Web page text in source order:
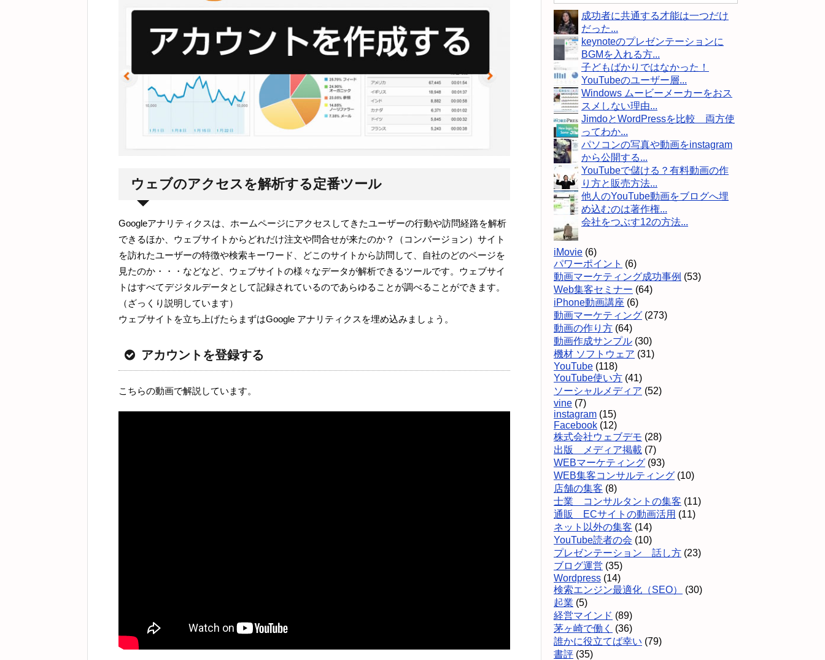
ウェブのアクセスを解析する定番ツール
Googleアナリティクスは、ホームページにアクセスしてきたユーザーの行動や訪問経路を解析
できるほか、ウェブサイトからどれだけ注文や問合せが来たのか？（コンバージョン）サイト
を訪れたユーザーの特徴や検索キーワード、どこのサイトから訪問して、自社のどのページを
見たのか・・・などなど、ウェブサイトの様々なデータが解析できるツールです。ウェブサイ
トはすべてデジタルデータとして記録されているのであらゆることが調べることができます。
（ざっくり説明しています）
ウェブサイトを立ち上げたらまずはGoogle アナリティクスを埋め込みましょう。
アカウントを登録する
こちらの動画で解説しています。
成功者に共通する才能は一つだけ
だった...
keynoteのプレゼンテーションに
BGMを入れる方...
子どもばかりではなかった！
YouTubeのユーザー層...
Windows ムービーメーカーをおス
スメしない理由...
JimdoとWordPressを比較 両方使
ってわか...
パソコンの写真や動画をinstagram
から公開する...
YouTubeで儲ける？有料動画の作
り方と販売方法...
他人のYouTube動画をブログへ埋
め込むのは著作権...
会社をつぶす12の方法...
iMovie (6)
パワーポイント (6)
動画マーケティング成功事例 (53)
Web集客セミナー (64)
iPhone動画講座 (6)
動画マーケティング (273)
動画の作り方 (64)
動画作成サンプル (30)
機材 ソフトウェア (31)
YouTube (118)
YouTube使い方 (41)
ソーシャルメディア (52)
vine (7)
instagram (15)
Facebook (12)
株式会社ウェブデモ (28)
出版 メディア掲載 (7)
WEBマーケティング (93)
WEB集客コンサルティング (10)
店舗の集客 (8)
士業 コンサルタントの集客 (11)
通販 ECサイトの動画活用 (11)
ネット以外の集客 (14)
YouTube読者の会 (10)
プレゼンテーション 話し方 (23)
ブログ運営 (35)
Wordpress (14)
検索エンジン最適化（SEO）
(30)
起業 (5)
経営マインド (89)
茅ヶ崎で働く
(36)
誰かに役立てば幸い (79)
書評 (35)